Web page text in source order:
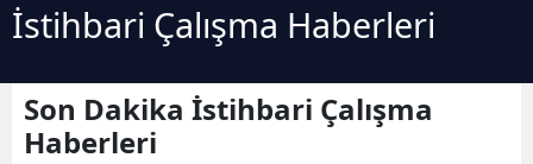
Ankara
Antalya
İstihbari Çalışma Haberleri
Son Dakika İstihbari Çalışma
Haberleri